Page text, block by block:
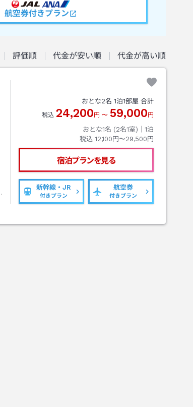
航空券付きプラン
評価順 代金が安い順 代金が高い順
おとな2名 1泊1部屋 合計
税込 24,200 円 〜 59,000 円
おとな1名 (2名1室)｜ 1泊
税込 12,100円〜29,500円
宿泊プランを見る
新幹線・JR
付きプラン
航空券
付きプラン